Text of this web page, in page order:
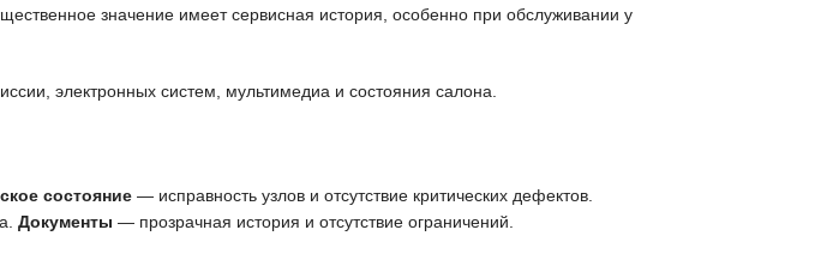
значение имеет сервисная история, особенно при обслуживании у
электронных систем, мультимедиа и состояния салона.
состояние — исправность узлов и отсутствие критических дефектов.
Документы — прозрачная история и отсутствие ограничений.